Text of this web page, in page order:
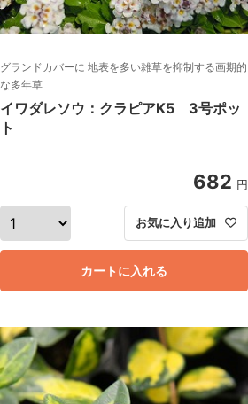
グランドカバーに 地表を多い雑草を抑制する画期的
な多年草
イワダレソウ：クラピアK5 3号ポッ
ト
682 円
カートに入れる
お気に入り追加